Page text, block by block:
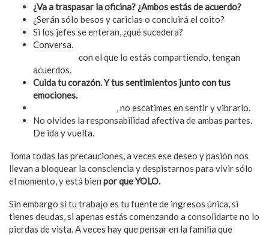
¿Va a traspasar la oficina? ¿Ambos estás de acuerdo?
¿Serán sólo besos y caricias o concluirá el coito?
Si los jefes se enteran, ¿qué sucedera?
Conversa.
con el que lo estás compartiendo, tengan
acuerdos.
Cuida tu corazón. Y tus sentimientos junto con tus
emociones.
, no escatimes en sentir y vibrarlo.
No olvides la responsabilidad afectiva de ambas partes.
De ida y vuelta.
Toma todas las precauciones, a veces ese deseo y pasión nos
llevan a bloquear la consciencia y despistarnos para vivir sólo
el momento, y está bien por que YOLO.
Sin embargo si tu trabajo es tu fuente de ingresos única, si
tienes deudas, si apenas estás comenzando a consolidarte no lo
pierdas de vista. A veces hay que pensar en la familia que